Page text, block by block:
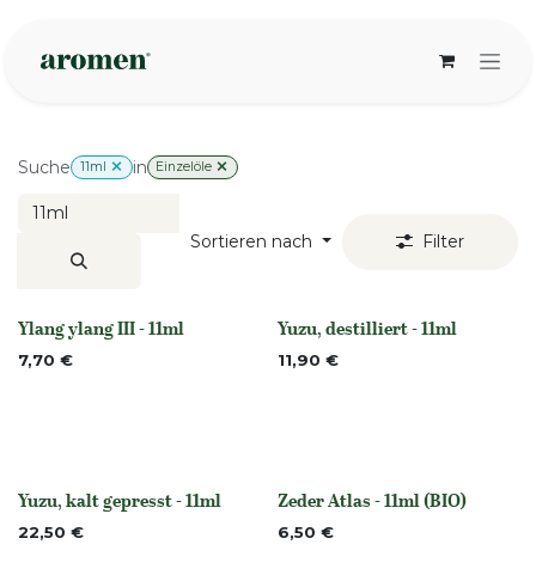
Suche 11ml in Einzelöle
Sortieren nach Filter
None
Ylang ylang III - 11ml
7,70 € None
Yuzu, destilliert - 11ml
11,90 €
None
Yuzu, kalt gepresst - 11ml
22,50 € None
Zeder Atlas - 11ml (BIO)
6,50 €